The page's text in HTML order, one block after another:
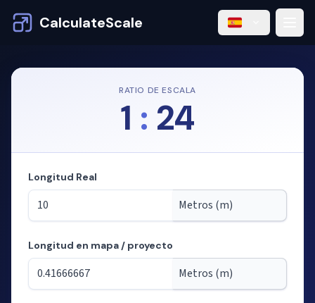
CalculateScale
RATIO DE ESCALA
1 : 24
Modo: calculando longitudes a partir de la escala
Longitud Real
Longitud en mapa / proyecto